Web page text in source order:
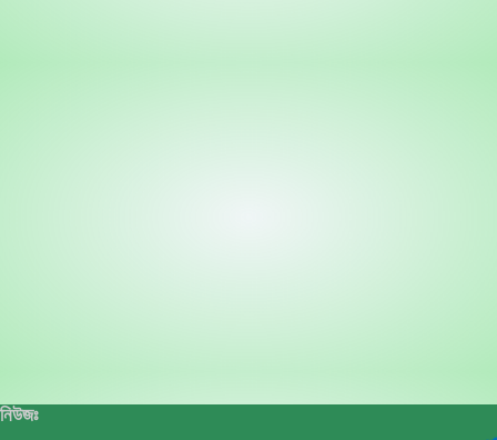
নিউজঃ